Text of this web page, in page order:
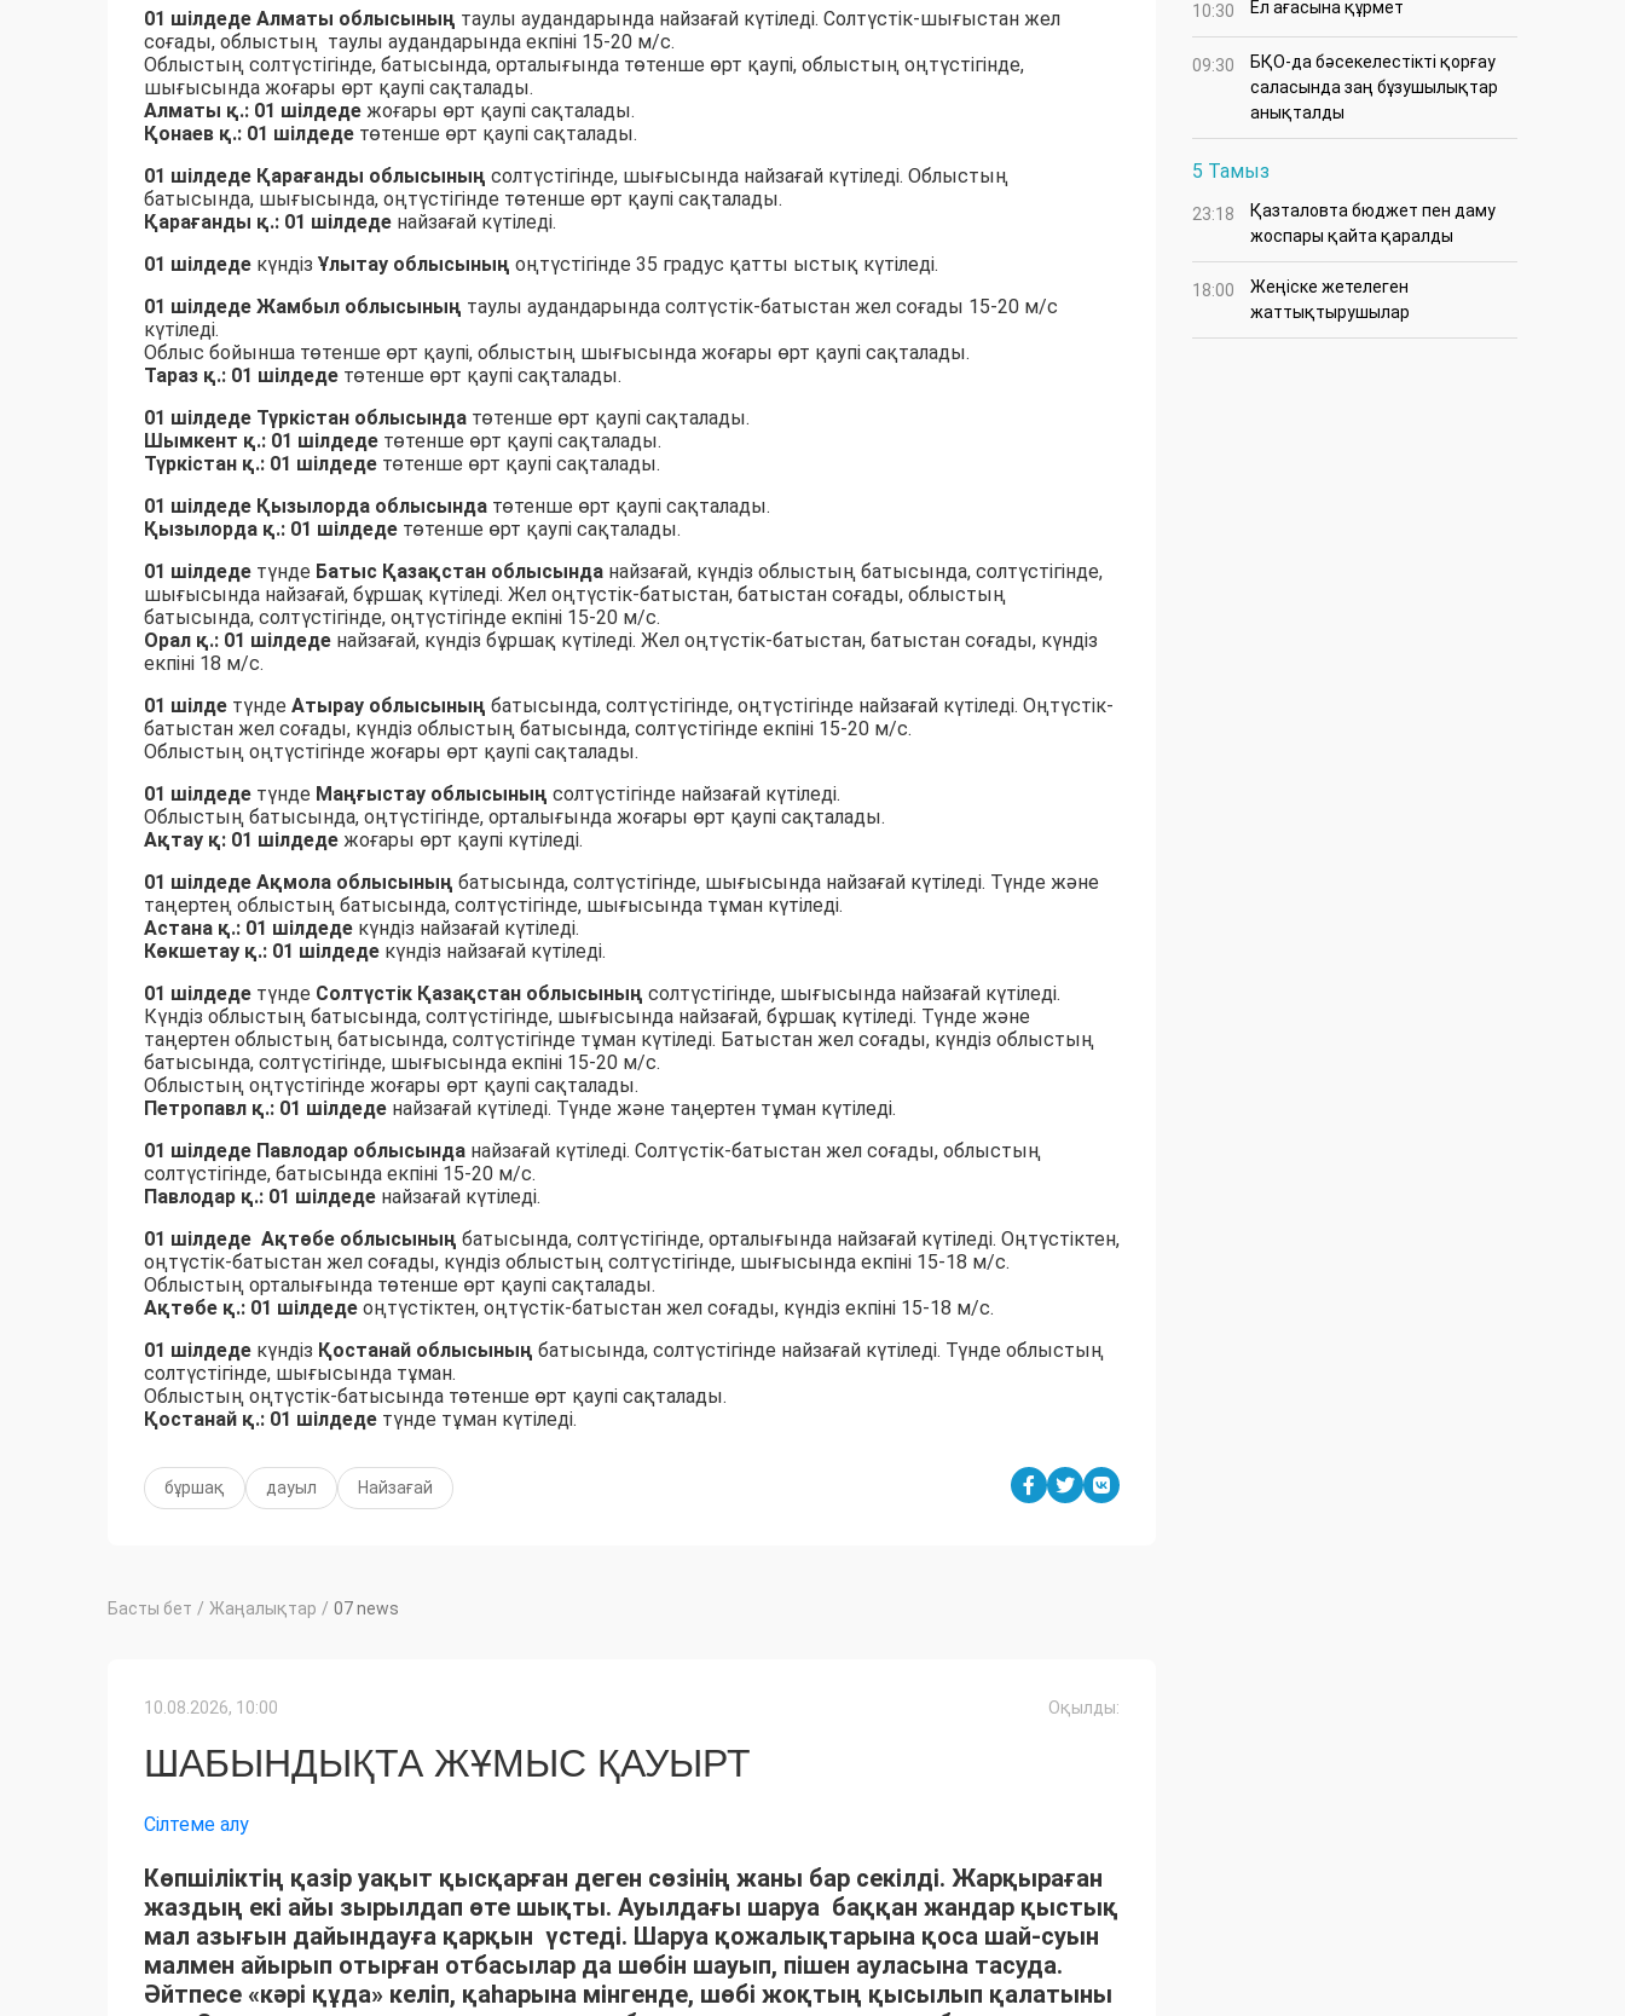
01 шілдеде Алматы облысының таулы аудандарында найзағай күтіледі. Солтүстік-шығыстан жел
соғады, облыстың таулы аудандарында екпіні 15-20 м/с.
Облыстың солтүстігінде, батысында, орталығында төтенше өрт қаупі, облыстың оңтүстігінде,
шығысында жоғары өрт қаупі сақталады.
Алматы қ.: 01 шілдеде жоғары өрт қаупі сақталады.
Қонаев қ.: 01 шілдеде төтенше өрт қаупі сақталады.
01 шілдеде Қарағанды облысының солтүстігінде, шығысында найзағай күтіледі. Облыстың
батысында, шығысында, оңтүстігінде төтенше өрт қаупі сақталады.
Қарағанды қ.: 01 шілдеде найзағай күтіледі.
01 шілдеде күндіз Ұлытау облысының оңтүстігінде 35 градус қатты ыстық күтіледі.
01 шілдеде Жамбыл облысының таулы аудандарында солтүстік-батыстан жел соғады 15-20 м/с
күтіледі.
Облыс бойынша төтенше өрт қаупі, облыстың шығысында жоғары өрт қаупі сақталады.
Тараз қ.: 01 шілдеде төтенше өрт қаупі сақталады.
01 шілдеде Түркістан облысында төтенше өрт қаупі сақталады.
Шымкент қ.: 01 шілдеде төтенше өрт қаупі сақталады.
Түркістан қ.: 01 шілдеде төтенше өрт қаупі сақталады.
01 шілдеде Қызылорда облысында төтенше өрт қаупі сақталады.
Қызылорда қ.: 01 шілдеде төтенше өрт қаупі сақталады.
01 шілдеде түнде Батыс Қазақстан облысында найзағай, күндіз облыстың батысында, солтүстігінде,
шығысында найзағай, бұршақ күтіледі. Жел оңтүстік-батыстан, батыстан соғады, облыстың
батысында, солтүстігінде, оңтүстігінде екпіні 15-20 м/с.
Орал қ.: 01 шілдеде найзағай, күндіз бұршақ күтіледі. Жел оңтүстік-батыстан, батыстан соғады, күндіз
екпіні 18 м/с.
01 шілде түнде Атырау облысының батысында, солтүстігінде, оңтүстігінде найзағай күтіледі. Оңтүстік-
батыстан жел соғады, күндіз облыстың батысында, солтүстігінде екпіні 15-20 м/с.
Облыстың оңтүстігінде жоғары өрт қаупі сақталады.
01 шілдеде түнде Маңғыстау облысының солтүстігінде найзағай күтіледі.
Облыстың батысында, оңтүстігінде, орталығында жоғары өрт қаупі сақталады.
Ақтау қ: 01 шілдеде жоғары өрт қаупі күтіледі.
01 шілдеде Ақмола облысының батысында, солтүстігінде, шығысында найзағай күтіледі. Түнде және
таңертең облыстың батысында, солтүстігінде, шығысында тұман күтіледі.
Астана қ.: 01 шілдеде күндіз найзағай күтіледі.
Көкшетау қ.: 01 шілдеде күндіз найзағай күтіледі.
01 шілдеде түнде Солтүстік Қазақстан облысының солтүстігінде, шығысында найзағай күтіледі.
Күндіз облыстың батысында, солтүстігінде, шығысында найзағай, бұршақ күтіледі. Түнде және
таңертен облыстың батысында, солтүстігінде тұман күтіледі. Батыстан жел соғады, күндіз облыстың
батысында, солтүстігінде, шығысында екпіні 15-20 м/с.
Облыстың оңтүстігінде жоғары өрт қаупі сақталады.
Петропавл қ.: 01 шілдеде найзағай күтіледі. Түнде және таңертен тұман күтіледі.
01 шілдеде Павлодар облысында найзағай күтіледі. Солтүстік-батыстан жел соғады, облыстың
солтүстігінде, батысында екпіні 15-20 м/с.
Павлодар қ.: 01 шілдеде найзағай күтіледі.
01 шілдеде Ақтөбе облысының батысында, солтүстігінде, орталығында найзағай күтіледі. Оңтүстіктен,
оңтүстік-батыстан жел соғады, күндіз облыстың солтүстігінде, шығысында екпіні 15-18 м/с.
Облыстың орталығында төтенше өрт қаупі сақталады.
Ақтөбе қ.: 01 шілдеде оңтүстіктен, оңтүстік-батыстан жел соғады, күндіз екпіні 15-18 м/с.
01 шілдеде күндіз Қостанай облысының батысында, солтүстігінде найзағай күтіледі. Түнде облыстың
солтүстігінде, шығысында тұман.
Облыстың оңтүстік-батысында төтенше өрт қаупі сақталады.
Қостанай қ.: 01 шілдеде түнде тұман күтіледі.
бұршақ дауыл Найзағай
Басты бет / Жаңалықтар / 07 news
10.08.2026, 10:00 Оқылды:
ШАБЫНДЫҚТА ЖҰМЫС ҚАУЫРТ
Сілтеме алу
Көпшіліктің қазір уақыт қысқарған деген сөзінің жаны бар секілді. Жарқыраған
жаздың екі айы зырылдап өте шықты. Ауылдағы шаруа баққан жандар қыстық
мал азығын дайындауға қарқын үстеді. Шаруа қожалықтарына қоса шай-суын
малмен айырып отырған отбасылар да шөбін шауып, пішен ауласына тасуда.
Әйтпесе «кәрі құда» келіп, қаһарына мінгенде, шөбі жоқтың қысылып қалатыны
10:30 Ел ағасына құрмет
09:30
БҚО-да бәсекелестікті қорғау
саласында заң бұзушылықтар
анықталды
5 Тамыз
23:18
Қазталовта бюджет пен даму
жоспары қайта қаралды
18:00
Жеңіске жетелеген
жаттықтырушылар